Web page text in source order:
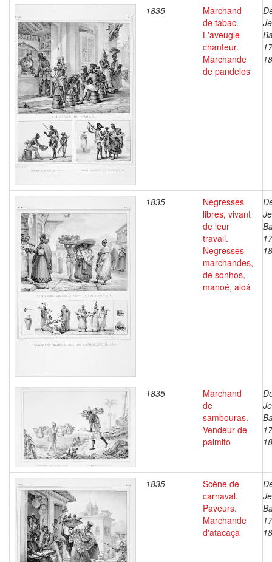
1835
Marchand
de tabac.
L'aveugle
chanteur.
Marchande
de pandelos
1835
Negresses
libres, vivant
de leur
travail.
Negresses
marchandes,
de sonhos,
manoé, aloá
1835
Marchand
de
sambouras.
Vendeur de
palmito
1835
Scène de
carnaval.
Paveurs.
Marchande
d'atacaça